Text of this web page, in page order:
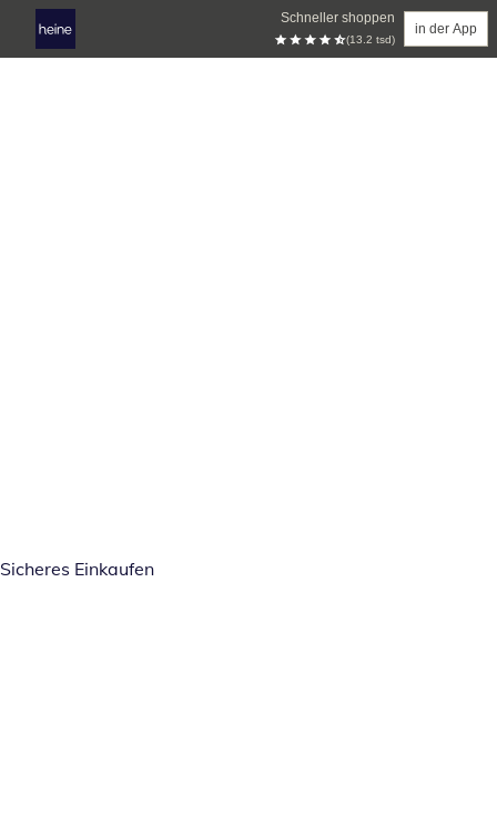
Schneller shoppen
(13.2 tsd)
in der App
Sicheres Einkaufen